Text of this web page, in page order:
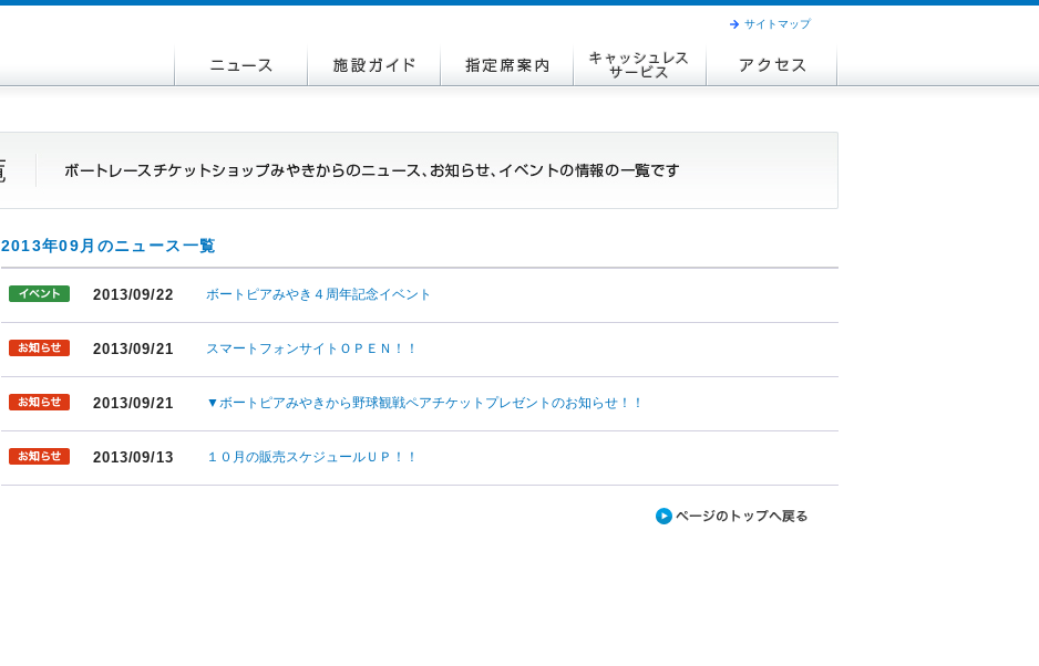
サイトマップ
2013年09月のニュース一覧
2013/09/22 ボートピアみやき４周年記念イベント
2013/09/21 スマートフォンサイトＯＰＥＮ！！
2013/09/21 ▼ボートピアみやきから野球観戦ペアチケットプレゼントのお知らせ！！
2013/09/13 １０月の販売スケジュールＵＰ！！